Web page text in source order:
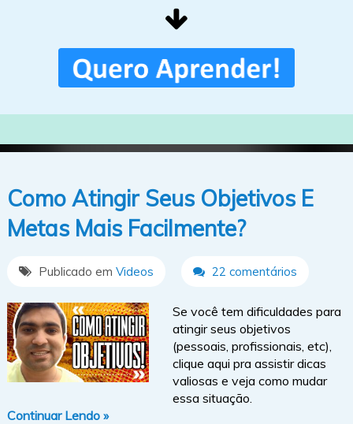
Como Atingir Seus Objetivos E
Metas Mais Facilmente?
Publicado em Videos 22 comentários
Se você tem dificuldades para
atingir seus objetivos
(pessoais, profissionais, etc),
clique aqui pra assistir dicas
valiosas e veja como mudar
essa situação.
Continuar Lendo »